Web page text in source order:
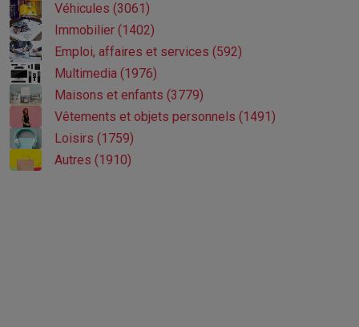
Véhicules (3061)
Immobilier (1402)
Emploi, affaires et services (592)
Multimedia (1976)
Maisons et enfants (3779)
Vêtements et objets personnels (1491)
Loisirs (1759)
Autres (1910)